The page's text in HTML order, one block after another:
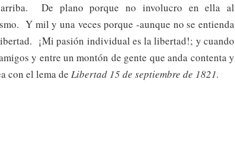
De plano porque no involucro en ella al
Y mil y una veces porque -aunque no se entienda
¡Mi pasión individual es la libertad!; y cuando
y entre un montón de gente que anda contenta y
con el lema de Libertad 15 de septiembre de 1821.